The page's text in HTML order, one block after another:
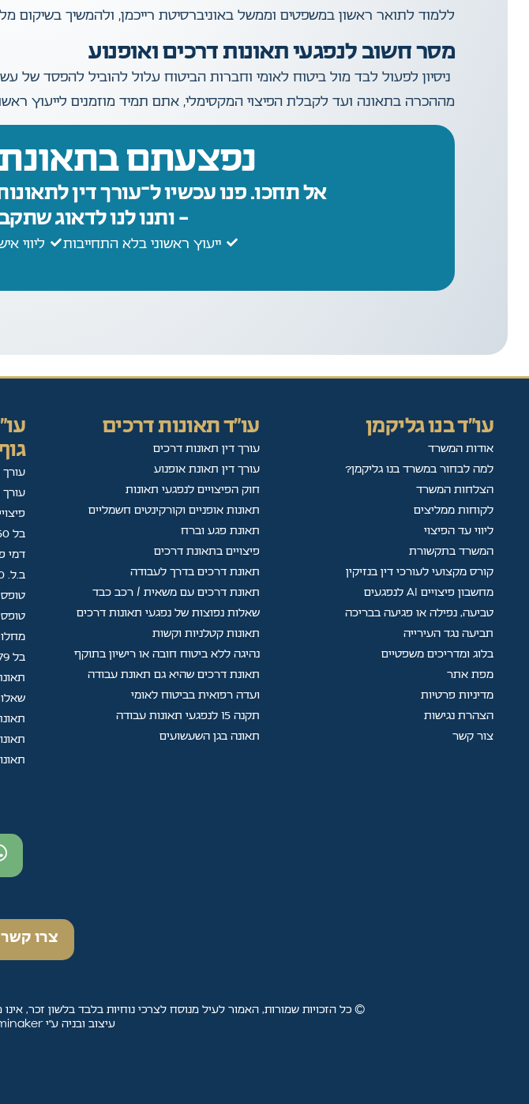
ללמוד לתואר ראשון במשפטים וממשל באוניברסיטת רייכמן, ולהמשיך בשיקום
מסר חשוב לנפגעי תאונות דרכים ואופנוע
ניסיון לפעול לבד מול ביטוח לאומי וחברות הביטוח עלול להוביל להפסד של
מההכרה בתאונה ועד לקבלת הפיצוי המקסימלי, אתם תמיד מוזמנים לייעוץ
נפצעתם
אל תחכו. פנו עכשיו ל־עורך דין
– ותנו לנו לדאוג
ייעוץ ראשוני בלא התחייבות ליווי
עו"ד בנו גליקמן
אודות המשרד
למה לבחור במשרד בנו גליקמן?
הצלחות המשרד
לקוחות ממליצים
ליווי עד הפיצוי
המשרד בתקשורת
קורס מקצועי לעורכי דין בנזיקין
מחשבון פיצויים AI לנפגעים
טביעה, נפילה או פגיעה בבריכה
תביעה נגד העירייה
בלוג ומדריכים משפטיים
מפת אתר
מדיניות פרטיות
הצהרת נגישות
צור קשר
עו"ד תאונות דרכים
עורך דין תאונות דרכים
עורך דין תאונת אופנוע
חוק הפיצויים לנפגעי תאונות
תאונות אופניים וקורקינטים חשמליים
תאונת פגע וברח
פיצויים בתאונת דרכים
תאונת דרכים בדרך לעבודה
תאונת דרכים עם משאית / רכב כבד
שאלות נפוצות של נפגעי תאונות דרכים
תאונות קטלניות וקשות
נהיגה ללא ביטוח חובה או רישיון בתוקף
תאונת דרכים שהיא גם תאונת עבודה
ועדה רפואית בביטוח לאומי
תקנה 15 לנפגעי תאונות עבודה
תאונה בגן השעשועים
עורך
עורך
בל 250 - אישור לפגיעה בעבודה
דמי
ב.ל. 200 - תביעה לנכות מתאונת עבודה
טופס ב.ל. 211 -
טופס ב"ל 202
בל 279 - תביעה לנכה נזקק
צרו
© כל הזכויות שמורות, האמור לעיל מנוסח לצרכי נוחיות בלבד בלשון זכר,
עיצוב ובניה ע״י BetterBrands Sai Tyminaker